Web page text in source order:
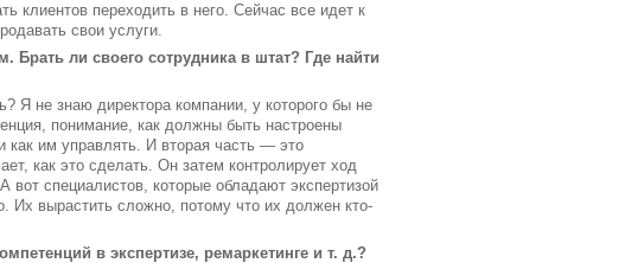
клиентов переходить в него. Сейчас все идет к
свои услуги.
Брать ли своего сотрудника в штат? Где найти
Я не знаю директора компании, у которого бы не
понимание, как должны быть настроены
как им управлять. И вторая часть — это
как это сделать. Он затем контролирует ход
специалистов, которые обладают экспертизой
Их вырастить сложно, потому что их должен кто-
в экспертизе, ремаркетинге и т. д.?